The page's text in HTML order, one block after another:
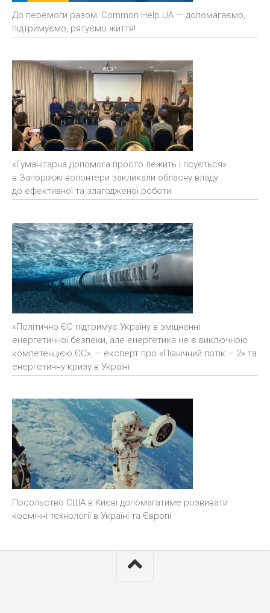
До перемоги разом: Common Help UA — допомагаємо,
підтримуємо, рятуємо життя!
«Гуманітарна допомога просто лежить і псується»:
в Запоріжжі волонтери закликали обласну владу
до ефективної та злагодженої роботи
«Політично ЄС підтримує Україну в зміцненні
енергетичної безпеки, але енергетика не є виключною
компетенцією ЄС», – експерт про «Північний потік – 2» та
енергетичну кризу в Україні
Посольство США в Києві допомагатиме розвивати
космічні технології в Україні та Європі